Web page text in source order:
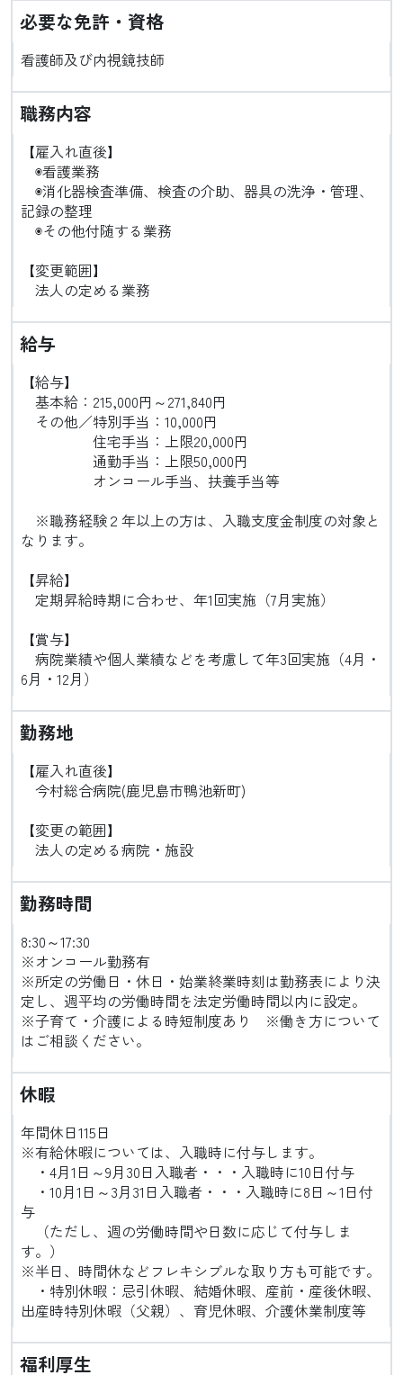
必要な免許・資格
看護師及び内視鏡技師
職務内容
【雇入れ直後】
◉看護業務
◉消化器検査準備、検査の介助、器具の洗浄・管理、
記録の整理
◉その他付随する業務
【変更範囲】
法人の定める業務
給与
【給与】
基本給：215,000円～271,840円
その他／特別手当：10,000円
住宅手当：上限20,000円
通勤手当：上限50,000円
オンコール手当、扶養手当等
※職務経験２年以上の方は、入職支度金制度の対象と
なります。
【昇給】
定期昇給時期に合わせ、年1回実施（7月実施）
【賞与】
病院業績や個人業績などを考慮して年3回実施（4月・
6月・12月）
勤務地
【雇入れ直後】
今村総合病院(鹿児島市鴨池新町)
【変更の範囲】
法人の定める病院・施設
勤務時間
8:30～17:30
※オンコール勤務有
※所定の労働日・休日・始業終業時刻は勤務表により決
定し、週平均の労働時間を法定労働時間以内に設定。
※子育て・介護による時短制度あり ※働き方について
はご相談ください。
休暇
年間休日115日
※有給休暇については、入職時に付与します。
・4月1日～9月30日入職者・・・入職時に10日付与
・10月1日～3月31日入職者・・・入職時に8日～1日付
与
（ただし、週の労働時間や日数に応じて付与しま
す。）
※半日、時間休などフレキシブルな取り方も可能です。
・特別休暇：忌引休暇、結婚休暇、産前・産後休暇、
出産時特別休暇（父親）、育児休暇、介護休業制度等
福利厚生